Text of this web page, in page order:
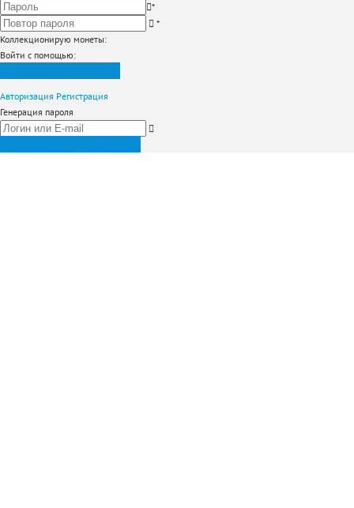
*
*
Коллекционирую монеты:
Войти с помощью:
Авторизация Регистрация
Генерация пароля